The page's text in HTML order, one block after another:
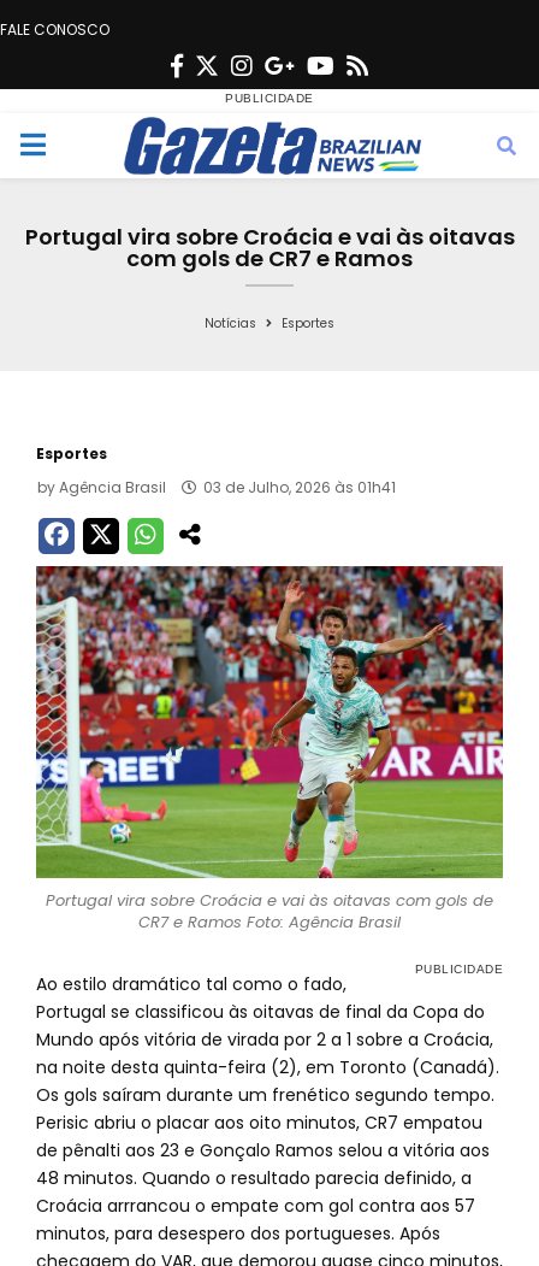
FALE CONOSCO
F
c
e
o
o
T
w
i
t
e
n
s
t
g
r
a
G
o
o
g
e
Y
u
t
b
s
M
Portugal vira sobre Croácia e vai às oitavas
com gols de CR7 e Ramos
Notícias Esportes
Esportes
byAgência Brasil 03 de Julho, 2026 às 01h41
Portugal vira sobre Croácia e vai às oitavas com gols de
CR7 e Ramos Foto: Agência Brasil
Ao estilo dramático tal como o fado,
Portugal se classificou às oitavas de final da Copa do
Mundo após vitória de virada por 2 a 1 sobre a Croácia,
na noite desta quinta-feira (2), em Toronto (Canadá).
Os gols saíram durante um frenético segundo tempo.
Perisic abriu o placar aos oito minutos, CR7 empatou
de pênalti aos 23 e Gonçalo Ramos selou a vitória aos
48 minutos. Quando o resultado parecia definido, a
Croácia arrrancou o empate com gol contra aos 57
minutos, para desespero dos portugueses. Após
checagem do VAR, que demorou quase cinco minutos,